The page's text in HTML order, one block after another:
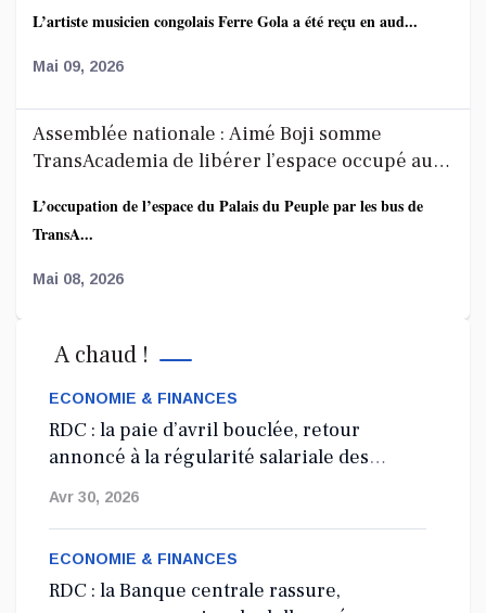
L’artiste musicien congolais Ferre Gola a été reçu en aud...
Mai 09, 2026
Assemblée nationale : Aimé Boji somme
TransAcademia de libérer l’espace occupé au
L’occupation de l’espace du Palais du Peuple par les bus de
TransA...
Mai 08, 2026
Affaire FRIVAO : la société civile salue les
à une enquête élargie
Le Centre de recherche en finances publiques et
développement...
Mai 07, 2026
A chaud !
ECONOMIE & FINANCES
RDC : la paie d’avril bouclée, retour
annoncé à la régularité salariale des
Avr 30, 2026
ECONOMIE & FINANCES
RDC : la Banque centrale rassure,